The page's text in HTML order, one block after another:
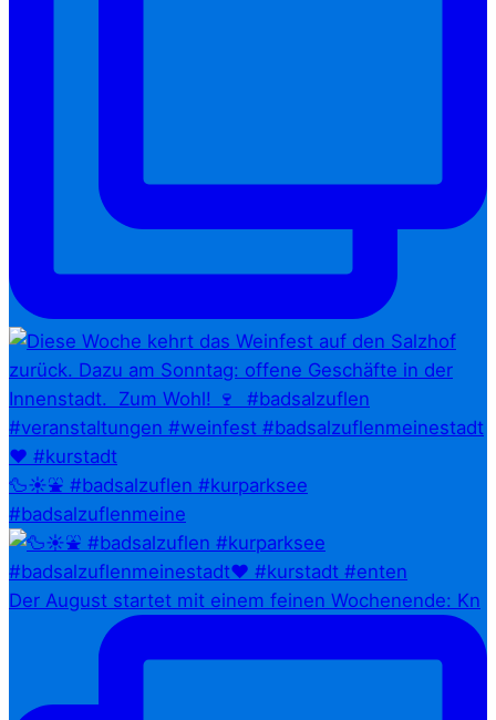
🦆☀️⛲ #badsalzuflen #kurparksee
#badsalzuflenmeine
Der August startet mit einem feinen Wochenende: Kn